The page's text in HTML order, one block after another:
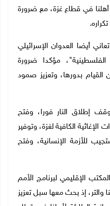
أهلنا في قطاع غزة، مع ضرورة
.
أيضا العدوان الإسرائيلي
مؤكدا ضرورة
بدورها، وتعزيز صمود
إطلاق النار فورا، وفتح
الكافية لغزة، وتوفير
للأزمة الإنسانية، وفتح
الإقليمي لبرنامج الأمم
والتر، إذ بحث معها سبل تعزيز